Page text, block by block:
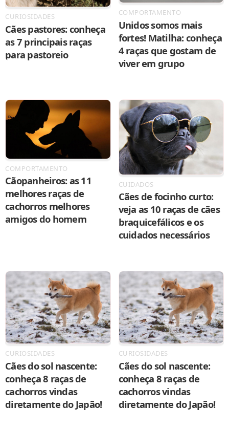
CURIOSIDADES
Cães pastores: conheça
as 7 principais raças
para pastoreio
COMPORTAMENTO
Unidos somos mais
fortes! Matilha: conheça
4 raças que gostam de
viver em grupo
COMPORTAMENTO
Cãopanheiros: as 11
melhores raças de
cachorros melhores
amigos do homem
CUIDADOS
Cães de focinho curto:
veja as 10 raças de cães
braquicefálicos e os
cuidados necessários
CURIOSIDADES
Cães do sol nascente:
conheça 8 raças de
cachorros vindas
diretamente do Japão!
CURIOSIDADES
Cães do sol nascente:
conheça 8 raças de
cachorros vindas
diretamente do Japão!